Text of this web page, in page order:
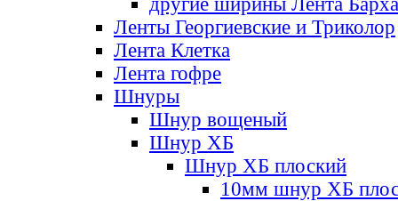
Ленты Георгиевские и Триколор
Лента Клетка
Лента гофре
Шнуры
Шнур вощеный
Шнур ХБ
Шнур ХБ плоский
10мм шнур ХБ